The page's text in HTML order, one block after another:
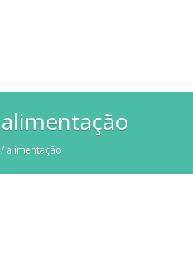
alimentação
/ alimentação